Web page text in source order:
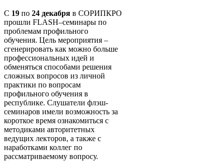
С 19 по 24 декабря в СОРИПКРО
прошли FLASH–семинары по
проблемам профильного
обучения. Цель мероприятия –
сгенерировать как можно больше
профессиональных идей и
обменяться способами решения
сложных вопросов из личной
практики по вопросам
профильного обучения в
республике. Слушатели флэш-
семинаров имели возможность за
короткое время ознакомиться с
методиками авторитетных
ведущих лекторов, а также с
наработками коллег по
рассматриваемому вопросу.